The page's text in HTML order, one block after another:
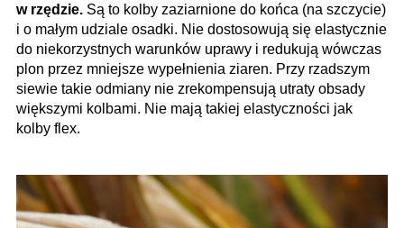
w rzędzie. Są to kolby zaziarnione do końca (na szczycie)
i o małym udziale osadki. Nie dostosowują się elastycznie
do niekorzystnych warunków uprawy i redukują wówczas
plon przez mniejsze wypełnienia ziaren. Przy rzadszym
siewie takie odmiany nie zrekompensują utraty obsady
większymi kolbami. Nie mają takiej elastyczności jak
kolby flex.